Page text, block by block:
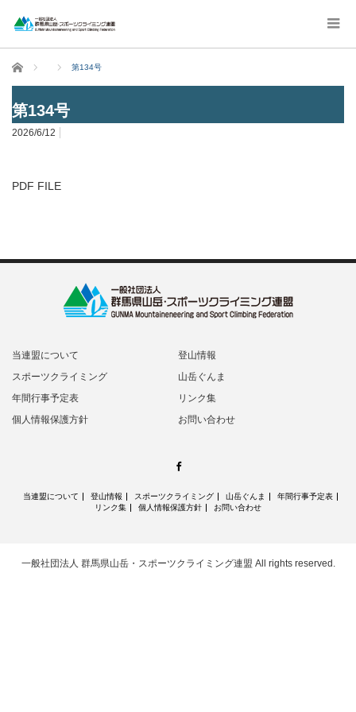
ホーム 第134号
第134号
2026/6/12
PDF FILE
当連盟について
登山情報
スポーツクライミング
山岳ぐんま
年間行事予定表
リンク集
個人情報保護方針
お問い合わせ
当連盟について 登山情報 スポーツクライミング 山岳ぐんま
年間行事予定表
リンク集
個人情報保護方針 お問い合わせ
一般社団法人 群馬県山岳・スポーツクライミング連盟 All rights reserved.